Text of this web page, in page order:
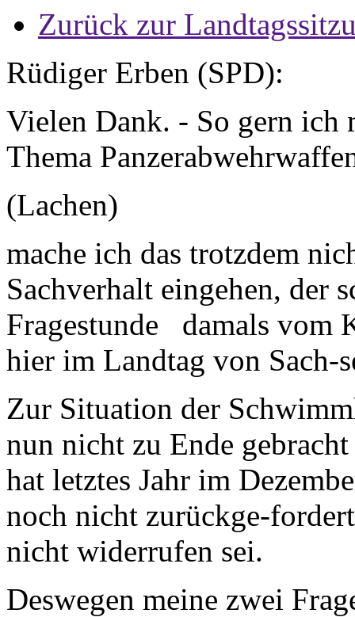
Zurück zur
Rüdiger Erben (SPD):
Vielen Dank. - So gern ich
Thema
(Lachen)
mache ich das trotzdem
Sachverhalt eingehen, der
Fragestunde damals vom
hier im Landtag von Sach-
Zur Situation der
nun nicht zu Ende
hat letztes Jahr im
noch nicht zurückge-
nicht widerrufen sei.
Deswegen meine zwei